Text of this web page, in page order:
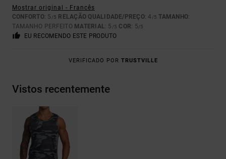
Mostrar original - Francês
CONFORTO: 5 /5 RELAÇÃO QUALIDADE/PREÇO: 4 /5 TAMANHO:
TAMANHO PERFEITO MATERIAL: 5 /5 COR: 5/5
EU RECOMENDO ESTE PRODUTO
VERIFICADO POR TRUSTVILLE
Vistos recentemente